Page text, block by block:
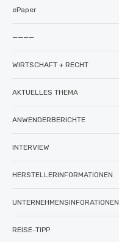
ePaper
————
WIRTSCHAFT + RECHT
AKTUELLES THEMA
ANWENDERBERICHTE
INTERVIEW
HERSTELLERINFORMATIONEN
UNTERNEHMENSINFORATIONEN
REISE-TIPP